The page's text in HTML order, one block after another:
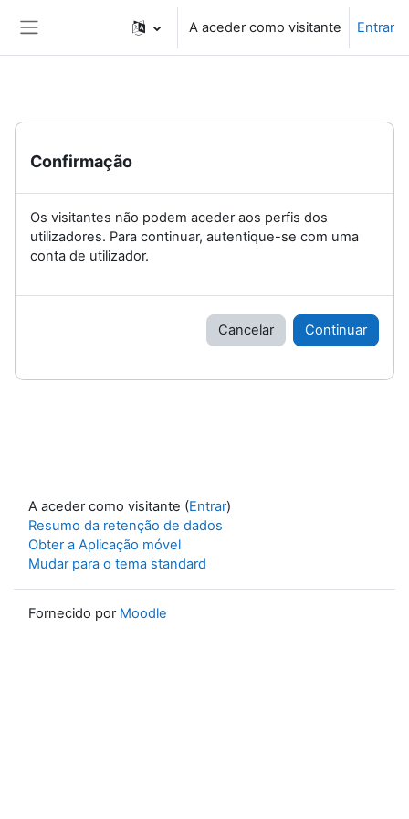
A aceder como visitante Entrar
Confirmação
Os visitantes não podem aceder aos perfis dos
utilizadores. Para continuar, autentique-se com uma
conta de utilizador.
Cancelar Continuar
A aceder como visitante (Entrar)
Resumo da retenção de dados
Obter a Aplicação móvel
Mudar para o tema standard
Fornecido por Moodle